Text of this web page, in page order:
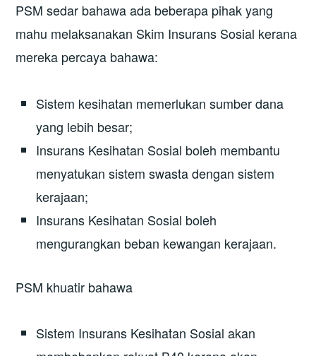
PSM sedar bahawa ada beberapa pihak yang
mahu melaksanakan Skim Insurans Sosial kerana
mereka percaya bahawa:
Sistem kesihatan memerlukan sumber dana
yang lebih besar;
Insurans Kesihatan Sosial boleh membantu
menyatukan sistem swasta dengan sistem
kerajaan;
Insurans Kesihatan Sosial boleh
mengurangkan beban kewangan kerajaan.
PSM khuatir bahawa
Sistem Insurans Kesihatan Sosial akan